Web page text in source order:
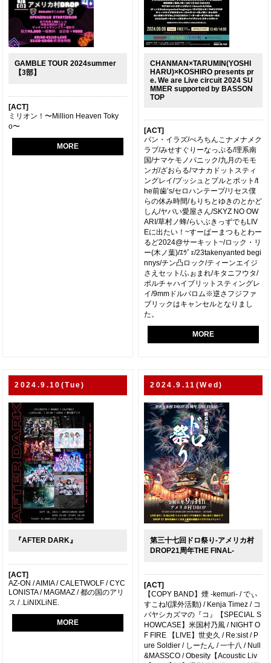
GAMBLE TOUR 2024summer
【3部】
[ACT]
ミリオン！〜Million Heaven Toky
o〜
MORE
CHANMAN×TARUMIN(YOSHI
HARU)×KOSHIRO presents pr
e. We are Live circuit 2024 SU
MMER supported by BASSON
TOP
[ACT]
パン・イラズ/ぺろちんこナメナメク
ラブ/みせすぐりーなっぷる/理系南
国/ナマケモノパニック/九月のモモ
ンガ/ざおらる/マナカドットスティ
ングレイ/プッシュとプルとポット/t
he前歯’s/セロハンテープ/リセス僕
らの休み時間/もりちとゆきのとかど
しん/ヤバい愛屋さん/SKYZ NO OW
ARI/草村ノ蜂/らいぶきっずでもLIV
Eに出たい！~すーぱーまつもとわー
るど2024@サーキット~/ロック・リ
ー(木ノ葉)/ｴｳﾞｪ/23takenyanted begi
nnys/チン凸ロック/ティーンエイジ
さえセット/ふぉまれ/キタニフウタ/
ポルチャハイブリットスティングレ
イ/9mmドルバロム※逆さフジファ
ブリックはキャンセルとなりまし
た。
MORE
2024.9.10(Tue)
『AFTER DARK』
[ACT]
AZ-ON / AIMIA / CALETWOLF / CYC
LONISTA / MAGMAZ / 都の国のアリ
ス / .LiNIXLiNE.
MORE
2024.9.11(Wed)
第三十七回ドロ祭り-アメリカ村
DROP21周年THE FINAL-
[ACT]
【COPY BAND】煙 -kemuri- / でぃ
すこね!(課外活動) / Kenja Timez / コ
バヤシカズマの『コ』【SPECIAL S
HOWCASE】米国村乃風 / NIGHT O
F FIRE 【LIVE】世史久 / Re:sist / P
ure Soldier / しーたん / 一十八 / Null
&MASSCO / Obesity【Acoustic Liv